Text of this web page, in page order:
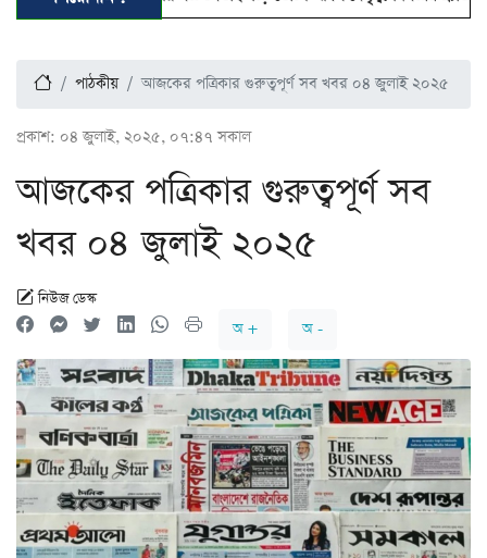
পাঠকীয় আজকের পত্রিকার গুরুত্বপূর্ণ সব খবর ০৪ জুলাই ২০২৫
প্রকাশ: ০৪ জুলাই, ২০২৫, ০৭:৪৭ সকাল
আজকের পত্রিকার গুরুত্বপূর্ণ সব
খবর ০৪ জুলাই ২০২৫
নিউজ ডেস্ক
অ +
অ -